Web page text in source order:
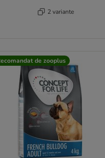
2 variante
de zooplus